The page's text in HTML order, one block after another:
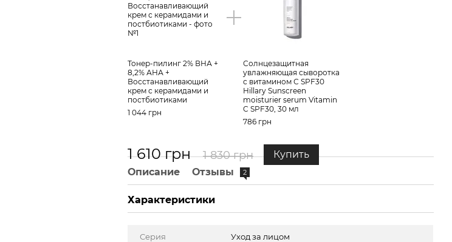
Тонер-пилинг 2% ВНА +
8,2% АНА +
Восстанавливающий
крем с керамидами и
постбиотиками
1 044 грн
Солнцезащитная
увлажняющая сыворотка
с витамином С SPF30
Hillary Sunscreen
moisturier serum Vitamin
C SPF30, 30 мл
786 грн
1 610 грн 1 830 грн
Купить
Описание
Отзывы 2
Характеристики
Серия Уход за лицом